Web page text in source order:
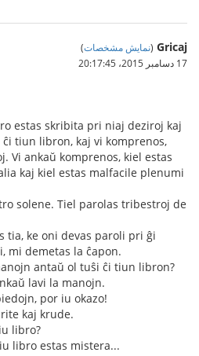
Gricaj
(نمایش مشخصات)
17 دسامبر 2015،‏ 20:17:45
estas skribita pri niaj deziroj kaj
tiun libron, kaj vi komprenos,
Vi ankaŭ komprenos, kiel estas
kaj kiel estas malfacile plenumi
tro solene. Tiel parolas tribestroj de
tia, ke oni devas paroli pri ĝi
mi demetas la ĉapon.
antaŭ ol tuŝi ĉi tiun libron?
lavi la manojn.
por iu okazo!
kaj krude.
libro?
libro estas mistera...